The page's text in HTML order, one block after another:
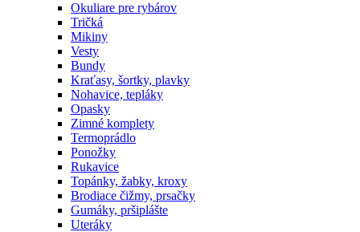
Okuliare pre rybárov
Tričká
Mikiny
Vesty
Bundy
Kraťasy, šortky, plavky
Nohavice, tepláky
Opasky
Zimné komplety
Termoprádlo
Ponožky
Rukavice
Topánky, žabky, kroxy
Brodiace čižmy, prsačky
Gumáky, pršiplášte
Uteráky